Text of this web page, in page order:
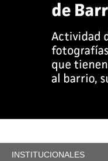
INSTITUCIONALES